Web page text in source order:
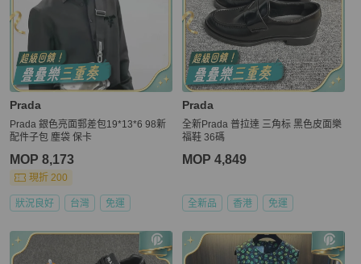
Prada
Prada 銀色亮面郵差包19*13*6 98新
配件子包 塵袋 保卡
MOP 8,173
現折 200
狀況良好 台灣 免運
Prada
全新Prada 普拉達 三角标 黑色皮面樂
福鞋 36碼
MOP 4,849
全新品 香港 免運